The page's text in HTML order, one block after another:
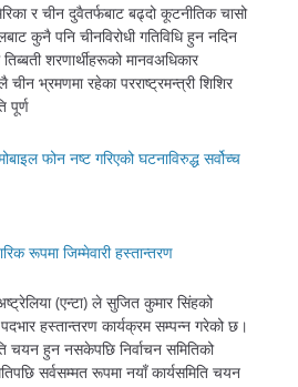
र चीन दुवैतर्फबाट बढ्दो कूटनीतिक चासो
कुनै पनि चीनविरोधी गतिविधि हुन नदिन
शरणार्थीहरूको मानवअधिकार
भ्रमणमा रहेका परराष्ट्रमन्त्री शिशिर
पूर्ण
फोन नष्ट गरिएको घटनाविरुद्ध सर्वोच्च
रूपमा जिम्मेवारी हस्तान्तरण
(एन्टा) ले सुजित कुमार सिंहको
हस्तान्तरण कार्यक्रम सम्पन्न गरेको छ।
चयन हुन नसकेपछि निर्वाचन समितिको
सर्वसम्मत रूपमा नयाँ कार्यसमिति चयन